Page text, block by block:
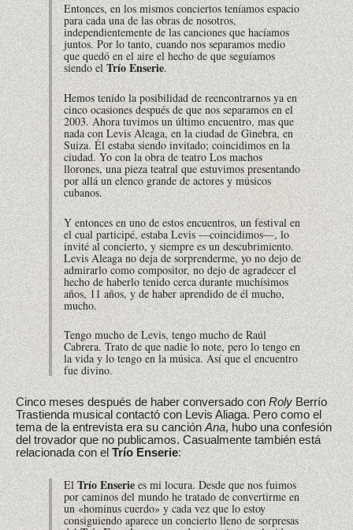
Entonces, en los mismos conciertos teníamos espacio
para cada una de las obras de nosotros,
independientemente de las canciones que hacíamos
juntos. Por lo tanto, cuando nos separamos medio
que quedó en el aire el hecho de que seguíamos
siendo elTrío Enserie.
Hemos tenido la posibilidad de reencontrarnos ya en
cinco ocasiones después de que nos separamos en el
2003. Ahora tuvimos un último encuentro, mas que
nada con Levis Aleaga, en la ciudad de Ginebra, en
Suiza. Él estaba siendo invitado; coincidimos en la
ciudad. Yo con la obra de teatro Los machos
llorones, una pieza teatral que estuvimos presentando
por allá un elenco grande de actores y músicos
cubanos.
Y entonces en uno de estos encuentros, un festival en
el cual participé, estaba Levis —coincidimos—, lo
invité al concierto, y siempre es un descubrimiento.
Levis Aleaga no deja de sorprenderme, yo no dejo de
admirarlo como compositor, no dejo de agradecer el
hecho de haberlo tenido cerca durante muchísimos
años, 11 años, y de haber aprendido de él mucho,
mucho.
Tengo mucho de Levis, tengo mucho de Raúl
Cabrera. Trato de que nadie lo note, pero lo tengo en
la vida y lo tengo en la música. Así que el encuentro
fue divino.
Cinco meses después de haber conversado conRolyBerrío
Trastienda musical contactó con Levis Aliaga. Pero como el
tema de la entrevista era su canciónAna, hubo una confesión
del trovador que no publicamos. Casualmente también está
relacionada con elTrío Enserie:
ElTrío Enseriees mi locura. Desde que nos fuimos
por caminos del mundo he tratado de convertirme en
un «hominus cuerdo» y cada vez que lo estoy
consiguiendo aparece un concierto lleno de sorpresas